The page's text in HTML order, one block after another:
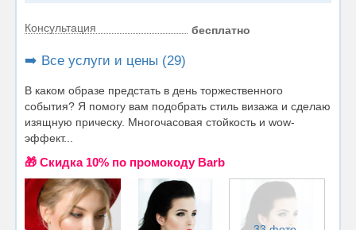
Консультация бесплатно
➡️ Все услуги и цены (29)
В каком образе предстать в день торжественного
события? Я помогу вам подобрать стиль визажа и сделаю
изящную прическу. Многочасовая стойкость и wow-
эффект...
🎁 Cкидка 10% по промокоду Barb